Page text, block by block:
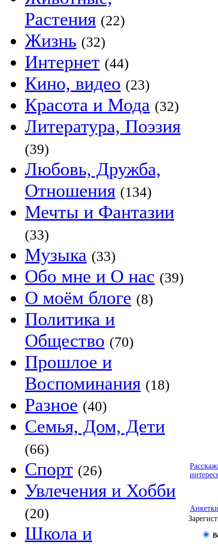
Растения (22)
Жизнь (32)
Интернет (44)
Кино, видео (23)
Красота и Мода (32)
Литература, Поэзия
(39)
Любовь, Дружба,
Отношения (134)
Мечты и Фантазии
(33)
Музыка (33)
Обо мне и О нас (39)
О моём блоге (8)
Политика и
Общество (70)
Прошлое и
Воспоминания (18)
Разное (40)
Семья, Дом, Дети
(66)
Спорт (26)
Увлечения и Хобби
(20)
Школа и